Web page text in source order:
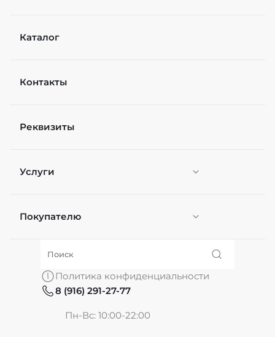
Каталог
Контакты
Реквизиты
Услуги
Персонификация
Покупателю
О нас
Политика конфиденциальности
8 (916) 291-27-77
Пн-Вс: 10:00-22:00